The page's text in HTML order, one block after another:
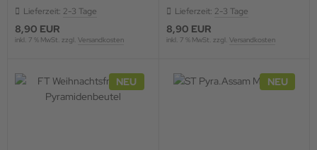
Lieferzeit: 2-3 Tage
8,90 EUR
inkl. 7 % MwSt. zzgl. Versandkosten
Lieferzeit: 2-3 Tage
8,90 EUR
inkl. 7 % MwSt. zzgl. Versandkosten
NEU NEU